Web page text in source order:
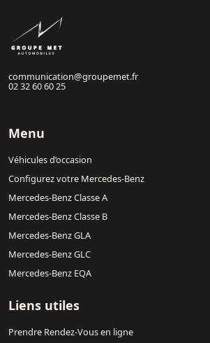
communication@groupemet.fr
02 32 60 60 25
Menu
Véhicules d’occasion
Configurez votre Mercedes-Benz
Mercedes-Benz Classe A
Mercedes-Benz Classe B
Mercedes-Benz GLA
Mercedes-Benz GLC
Mercedes-Benz EQA
Liens utiles
Prendre Rendez-Vous en ligne